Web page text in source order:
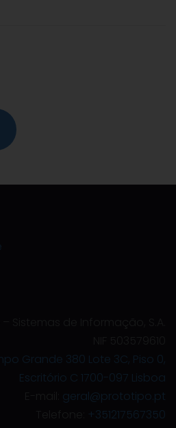
Grande 380 Lote 3C, Piso 0,
Escritório C 1700-097 Lisboa
geral@prototipo.pt
+351217567350